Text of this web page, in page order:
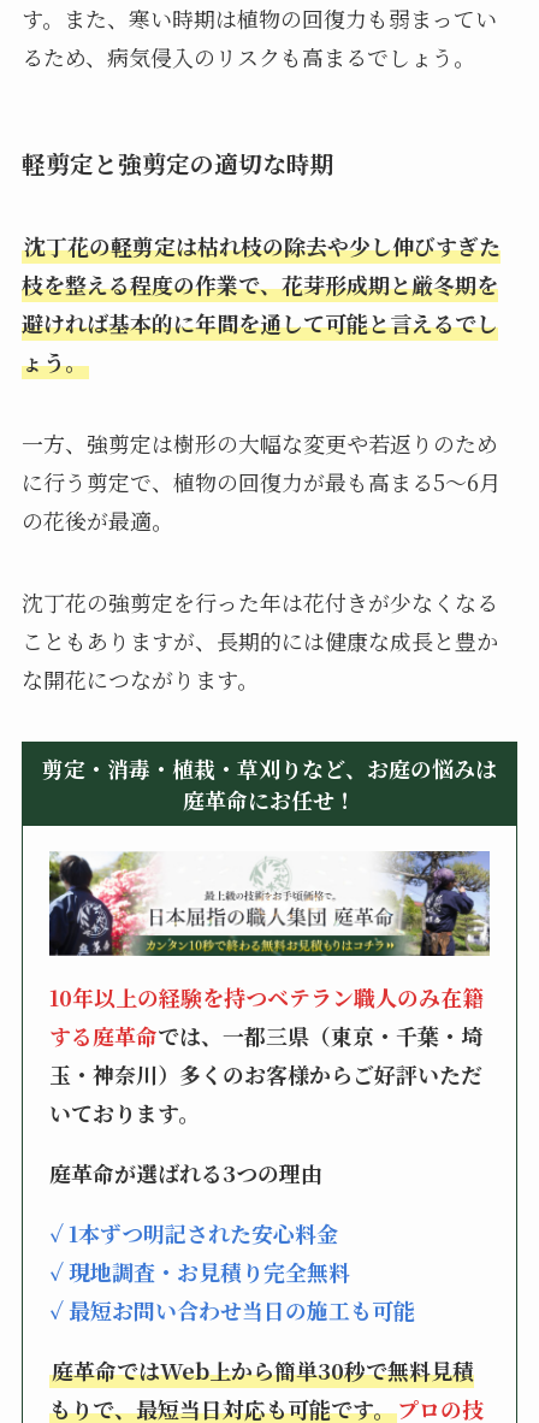
す。また、寒い時期は植物の回復力も弱まってい
るため、病気侵入のリスクも高まるでしょう。
軽剪定と強剪定の適切な時期
沈丁花の軽剪定は枯れ枝の除去や少し伸びすぎた
枝を整える程度の作業で、花芽形成期と厳冬期を
避ければ基本的に年間を通して可能と言えるでし
ょう。
一方、強剪定は樹形の大幅な変更や若返りのため
に行う剪定で、植物の回復力が最も高まる5〜6月
の花後が最適。
沈丁花の強剪定を行った年は花付きが少なくなる
こともありますが、長期的には健康な成長と豊か
な開花につながります。
剪定・消毒・植栽・草刈りなど、お庭の悩みは
庭革命にお任せ！
10年以上の経験を持つベテラン職人のみ在籍
する庭革命では、一都三県（東京・千葉・埼
玉・神奈川）多くのお客様からご好評いただ
いております。
庭革命が選ばれる3つの理由
✓ 1本ずつ明記された安心料金
✓ 現地調査・お見積り完全無料
✓ 最短お問い合わせ当日の施工も可能
庭革命ではWeb上から簡単30秒で無料見積
もりで、最短当日対応も可能です。プロの技